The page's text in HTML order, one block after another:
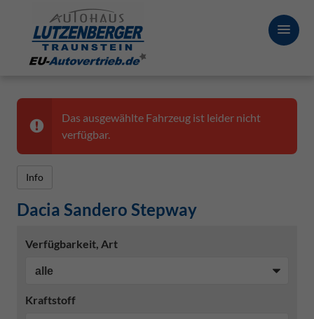
Das ausgewählte Fahrzeug ist leider nicht
verfügbar.
Info
Dacia Sandero Stepway
Verfügbarkeit, Art
Kraftstoff